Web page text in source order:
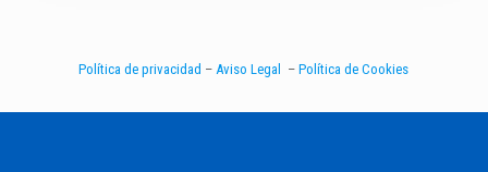
Política de privacidad –Aviso Legal –Política de Cookies